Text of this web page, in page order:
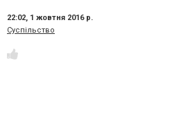
22:02, 1 жовтня 2016 р.
Суспільство